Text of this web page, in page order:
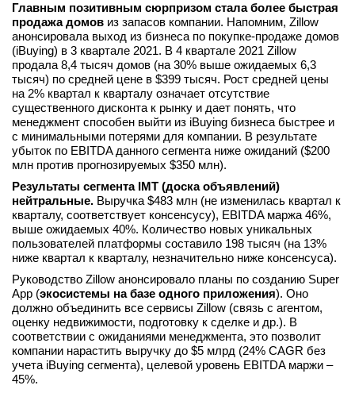
Главным позитивным сюрпризом стала более быстрая
продажа домов из запасов компании. Напомним, Zillow
анонсировала выход из бизнеса по покупке-продаже домов
(iBuying) в 3 квартале 2021. В 4 квартале 2021 Zillow
продала 8,4 тысяч домов (на 30% выше ожидаемых 6,3
тысяч) по средней цене в $399 тысяч. Рост средней цены
на 2% квартал к кварталу означает отсутствие
существенного дисконта к рынку и дает понять, что
менеджмент способен выйти из iBuying бизнеса быстрее и
с минимальными потерями для компании. В результате
убыток по EBITDA данного сегмента ниже ожиданий ($200
млн против прогнозируемых $350 млн).
Результаты сегмента IMT (доска объявлений)
нейтральные. Выручка $483 млн (не изменилась квартал к
кварталу, соответствует консенсусу), EBITDA маржа 46%,
выше ожидаемых 40%. Количество новых уникальных
пользователей платформы составило 198 тысяч (на 13%
ниже квартал к кварталу, незначительно ниже консенсуса).
Руководство Zillow анонсировало планы по созданию Super
App (экосистемы на базе одного приложения). Оно
должно объединить все сервисы Zillow (связь с агентом,
оценку недвижимости, подготовку к сделке и др.). В
соответствии с ожиданиями менеджмента, это позволит
компании нарастить выручку до $5 млрд (24% CAGR без
учета iBuying сегмента), целевой уровень EBITDA маржи –
45%.